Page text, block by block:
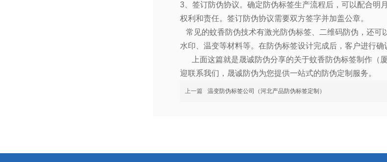
3 、签订防伪协议。确定防伪标签生产流程后，可以配合
权利和责任。签订防伪协议需要双方签字并加盖公章。
常见的蚊香防伪技术有激光防伪标签、二维码防伪，还
水印、温变等材料等。在防伪标签设计完成后，客户进行确
上面这篇就是晟诚防伪分享的关于蚊香防伪标签制作
迎联系我们，晟诚防伪为您提供一站式的防伪定制服务。
上一篇 温变防伪标签公司（河北产品防伪标签定制）